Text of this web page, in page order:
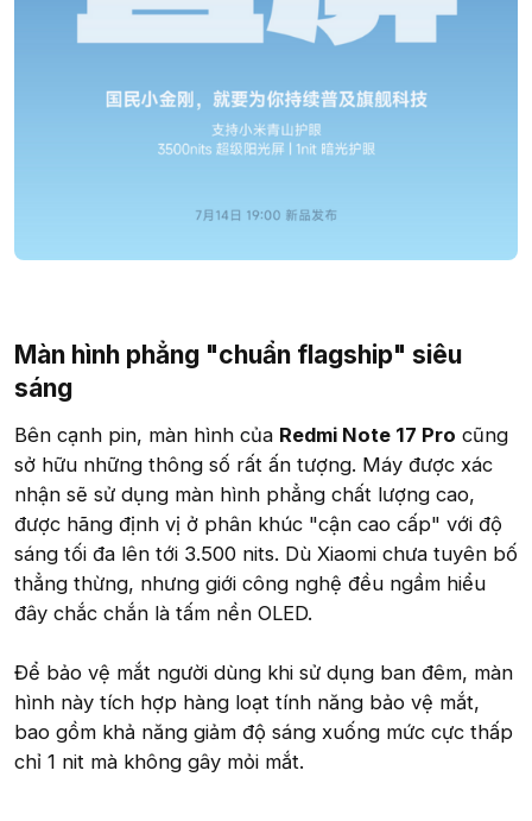
Màn hình phẳng "chuẩn flagship" siêu
sáng​
Bên cạnh pin, màn hình của Redmi Note 17 Pro cũng
sở hữu những thông số rất ấn tượng. Máy được xác
nhận sẽ sử dụng màn hình phẳng chất lượng cao,
được hãng định vị ở phân khúc "cận cao cấp" với độ
sáng tối đa lên tới 3.500 nits. Dù Xiaomi chưa tuyên bố
thẳng thừng, nhưng giới công nghệ đều ngầm hiểu
đây chắc chắn là tấm nền OLED.
Để bảo vệ mắt người dùng khi sử dụng ban đêm, màn
hình này tích hợp hàng loạt tính năng bảo vệ mắt,
bao gồm khả năng giảm độ sáng xuống mức cực thấp
chỉ 1 nit mà không gây mỏi mắt.